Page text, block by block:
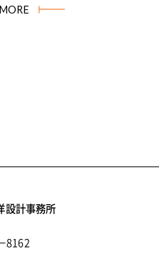
設計事務所
8162